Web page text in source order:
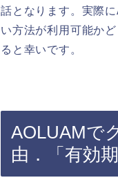
話となります。実際
い方法が利用可能か
ると幸いです。
AOLUAMで
由．「有効